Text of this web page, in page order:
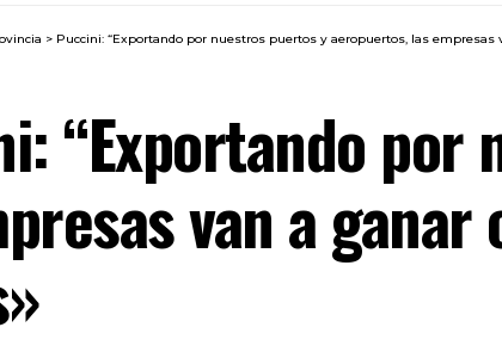
> Puccini: “Exportando por nuestros puertos y aeropuertos, las
“Exportando
van a